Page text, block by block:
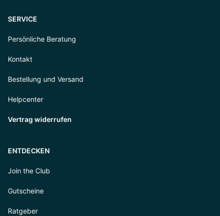
SERVICE
Persönliche Beratung
Kontakt
Bestellung und Versand
Helpcenter
Vertrag widerrufen
ENTDECKEN
Join the Club
Gutscheine
Ratgeber